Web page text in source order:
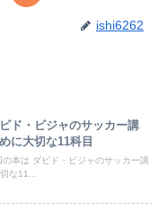
ishi6262
ド・ビジャのサッカー講
に大切な11科目
本は ダビド・ビジャのサッカー講
な11...